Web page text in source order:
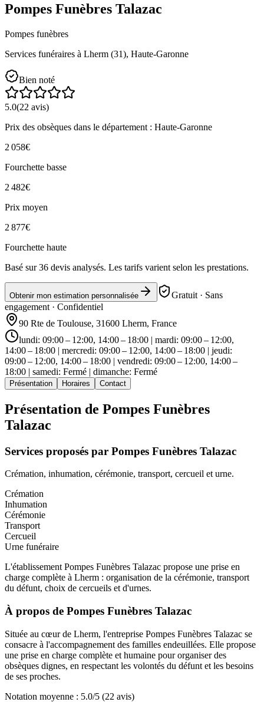
Pompes Funèbres Talazac
Pompes funèbres
Services funéraires à Lherm (31), Haute-Garonne
Bien noté
5.0(22 avis)
Prix des obsèques dans le département : Haute-Garonne
2 058€
Fourchette basse
2 482€
Prix moyen
2 877€
Fourchette haute
Basé sur36 devis analysés. Les tarifs varient selon les prestations.
Obtenir mon estimation personnalisée
Gratuit · Sans
engagement · Confidentiel
90 Rte de Toulouse, 31600 Lherm, France
lundi: 09:00 – 12:00, 14:00 – 18:00 | mardi: 09:00 – 12:00,
14:00 – 18:00 | mercredi: 09:00 – 12:00, 14:00 – 18:00 | jeudi:
09:00 – 12:00, 14:00 – 18:00 | vendredi: 09:00 – 12:00, 14:00 –
18:00 | samedi: Fermé | dimanche: Fermé
Présentation Horaires Contact
Présentation de Pompes Funèbres
Talazac
Services proposés par Pompes Funèbres Talazac
Crémation, inhumation, cérémonie, transport, cercueil et urne.
Crémation
Inhumation
Cérémonie
Transport
Cercueil
Urne funéraire
L'établissement Pompes Funèbres Talazac propose une prise en
charge complète à Lherm : organisation de la cérémonie, transport
du défunt, choix de cercueils et d'urnes.
À propos de Pompes Funèbres Talazac
Située au cœur de Lherm, l'entreprise Pompes Funèbres Talazac se
consacre à l'accompagnement des familles endeuillées. Elle propose
une prise en charge complète et humaine pour organiser des
obsèques dignes, en respectant les volontés du défunt et les besoins
de ses proches.
Notation moyenne : 5.0/5 (22 avis)